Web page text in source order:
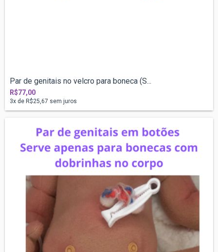
Par de genitais no velcro para boneca (S...
R$77,00
3x de R$25,67 sem juros